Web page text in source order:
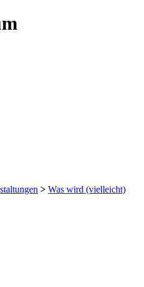
> Was wird (vielleicht)